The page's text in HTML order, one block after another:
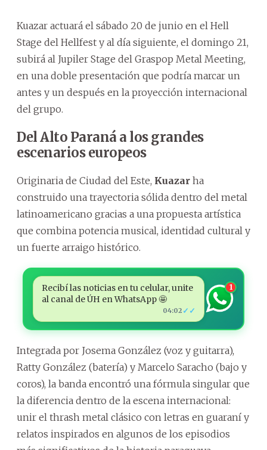
Kuazar actuará el sábado 20 de junio en el Hell
Stage del Hellfest y al día siguiente, el domingo 21,
subirá al Jupiler Stage del Graspop Metal Meeting,
en una doble presentación que podría marcar un
antes y un después en la proyección internacional
del grupo.
Del Alto Paraná a los grandes
escenarios europeos
Originaria de Ciudad del Este, Kuazar ha
construido una trayectoria sólida dentro del metal
latinoamericano gracias a una propuesta artística
que combina potencia musical, identidad cultural y
un fuerte arraigo histórico.
Recibí las noticias en tu celular, unite
al canal de ÚH en WhatsApp 🤩
04:02 ✓✓
1
Integrada por Josema González (voz y guitarra),
Ratty González (batería) y Marcelo Saracho (bajo y
coros), la banda encontró una fórmula singular que
la diferencia dentro de la escena internacional:
unir el thrash metal clásico con letras en guaraní y
relatos inspirados en algunos de los episodios